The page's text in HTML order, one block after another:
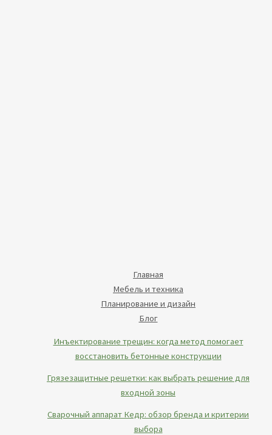
Главная
Мебель и техника
Планирование и дизайн
Блог
Инъектирование трещин: когда метод помогает
восстановить бетонные конструкции
Грязезащитные решетки: как выбрать решение для
входной зоны
Сварочный аппарат Кедр: обзор бренда и критерии
выбора